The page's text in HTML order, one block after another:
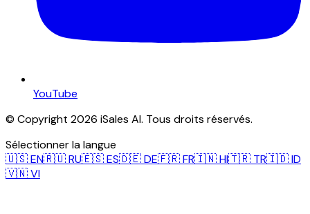
YouTube
© Copyright 2026 iSales AI. Tous droits réservés.
Sélectionner la langue
🇺🇸EN🇷🇺RU🇪🇸ES🇩🇪DE🇫🇷FR🇮🇳HI🇹🇷 TR🇮🇩ID
🇻🇳VI